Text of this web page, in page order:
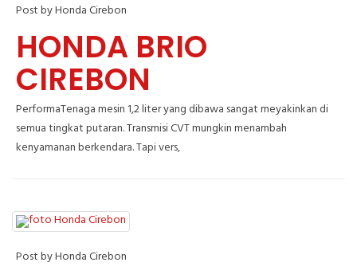
Post by Honda Cirebon
HONDA BRIO
CIREBON
PerformaTenaga mesin 1,2 liter yang dibawa sangat meyakinkan di
semua tingkat putaran. Transmisi CVT mungkin menambah
kenyamanan berkendara. Tapi vers,
Post by Honda Cirebon